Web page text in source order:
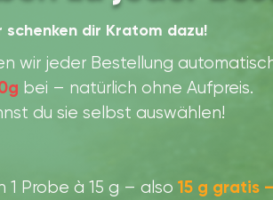
dir Kratom dazu!
wir jeder Bestellung
bei – natürlich ohne Aufpreis.
du sie selbst auswählen!
Probe à 15 g – also 15 g gratis